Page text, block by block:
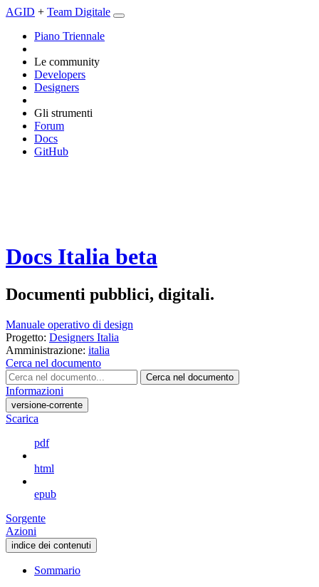
AGID + Team Digitale
Piano Triennale
Le community
Developers
Designers
Gli strumenti
Forum
Docs
GitHub
Docs Italia beta
Documenti pubblici, digitali.
Manuale operativo di design
Progetto: Designers Italia
Amministrazione: italia
Cerca nel documento
Cerca nel documento
Informazioni
versione-corrente
Scarica
pdf
html
epub
Sorgente
Azioni
indice dei contenuti
Sommario